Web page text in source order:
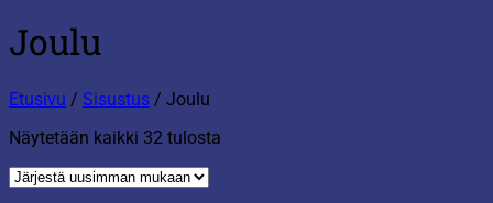
Joulu
Etusivu / Sisustus / Joulu
Näytetään kaikki 32 tulosta